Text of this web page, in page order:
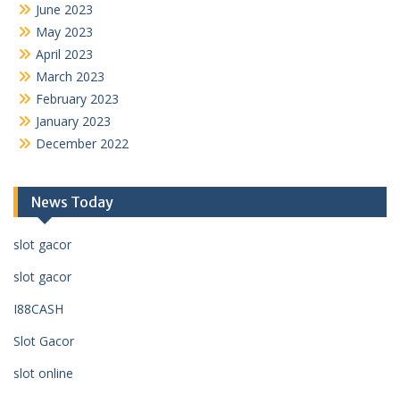
June 2023
May 2023
April 2023
March 2023
February 2023
January 2023
December 2022
News Today
slot gacor
slot gacor
I88CASH
Slot Gacor
slot online